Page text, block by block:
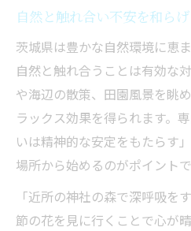
自然と触れ合い不安を和ら
茨城県は豊かな自然環境に恵
自然と触れ合うことは有効な
や海辺の散策、田園風景を眺
ラックス効果を得られます。
いは精神的な安定をもたらす
場所から始めるのがポイントで
「近所の神社の森で深呼吸を
節の花を見に行くことで心が